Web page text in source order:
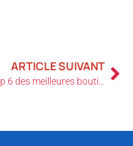
ARTICLE SUIVANT